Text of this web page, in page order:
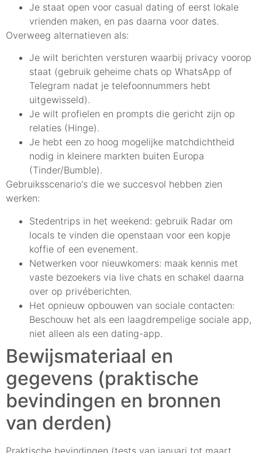
Je staat open voor casual dating of eerst lokale
vrienden maken, en pas daarna voor dates.
Overweeg alternatieven als:
Je wilt berichten versturen waarbij privacy voorop
staat (gebruik geheime chats op WhatsApp of
Telegram nadat je telefoonnummers hebt
uitgewisseld).
Je wilt profielen en prompts die gericht zijn op
relaties (Hinge).
Je hebt een zo hoog mogelijke matchdichtheid
nodig in kleinere markten buiten Europa
(Tinder/Bumble).
Gebruiksscenario's die we succesvol hebben zien
werken:
Stedentrips in het weekend: gebruik Radar om
locals te vinden die openstaan voor een kopje
koffie of een evenement.
Netwerken voor nieuwkomers: maak kennis met
vaste bezoekers via live chats en schakel daarna
over op privéberichten.
Het opnieuw opbouwen van sociale contacten:
Beschouw het als een laagdrempelige sociale app,
niet alleen als een dating-app.
Bewijsmateriaal en
gegevens (praktische
bevindingen en bronnen
van derden)
Praktische bevindingen (tests van januari tot maart